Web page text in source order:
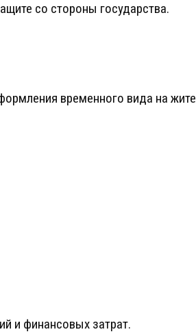
со стороны государства.
временного вида на
и финансовых затрат.